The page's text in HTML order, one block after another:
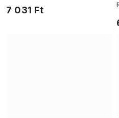
7 031 Ft